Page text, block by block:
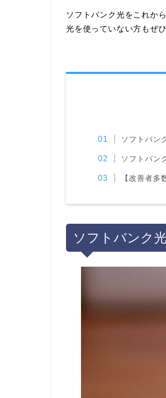
ソフトバンク光をこれか
光を使っていない方もぜ
ソフトバン
ソフトバン
【改善者多
ソフトバンク